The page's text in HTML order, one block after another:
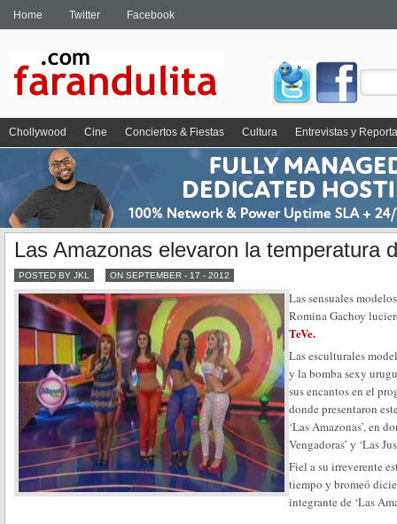
Home Twitter Facebook
Chollywood Cine Conciertos & Fiestas Cultura Entrevistas y
Las Amazonas elevaron la temperatura
POSTED BY JKL ON SEPTEMBER - 17 - 2012
Las sensuales
Romina Gachoy
TeVe.
Las esculturales
y la bomba sexy
sus encantos en el
donde presentaron
‘Las Amazonas’, en
Vengadoras’ y ‘Las
Fiel a su irreverente
tiempo y bromeó
integrante de ‘Las